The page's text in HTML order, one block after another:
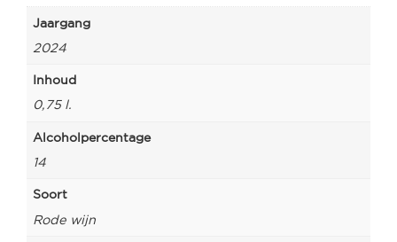
Jaargang
2024
Inhoud
0,75 l.
Alcoholpercentage
14
Soort
Rode wijn